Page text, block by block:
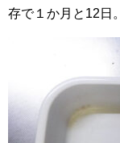
存で１か月と12日。